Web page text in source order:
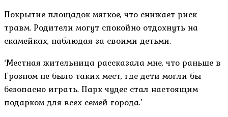
Покрытие площадок мягкое, что снижает риск
травм. Родители могут спокойно отдохнуть на
скамейках, наблюдая за своими детьми.
‘Местная жительница рассказала мне, что раньше в
Грозном не было таких мест, где дети могли бы
безопасно играть. Парк чудес стал настоящим
подарком для всех семей города.’